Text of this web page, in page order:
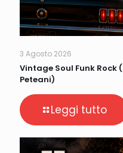
3 Agosto 2026
Vintage Soul Funk Rock
Peteani)
Leggi tutto